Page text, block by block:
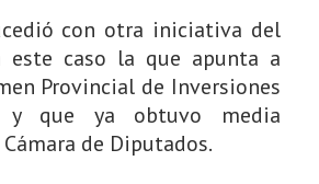
con otra iniciativa del
este caso la que apunta a
Provincial de Inversiones
y que ya obtuvo media
de Diputados.